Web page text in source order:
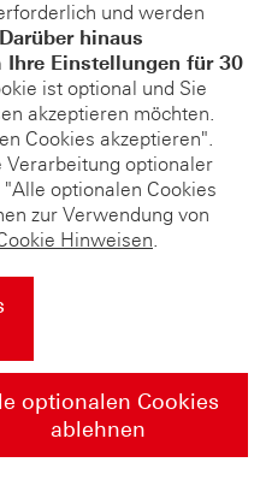
und werden
Darüber hinaus
Einstellungen für 30
ist optional und Sie
akzeptieren möchten.
Cookies akzeptieren".
Verarbeitung optionaler
optionalen Cookies
zur Verwendung von
Hinweisen.
optionalen Cookies
ablehnen